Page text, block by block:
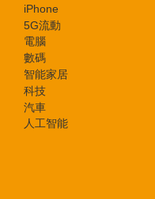
iPhone
5G流動
電腦
數碼
智能家居
科技
汽車
人工智能